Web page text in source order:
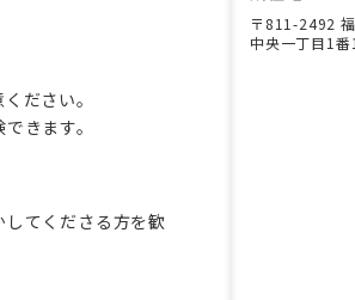
ださい。
きます。
てくださる方を歓
〒811-2492
中央一丁目1番